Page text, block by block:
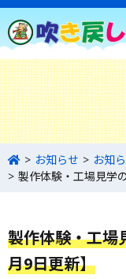
お知らせ
お知
製作体験・工場見学
製作体験・工場
月9日更新】